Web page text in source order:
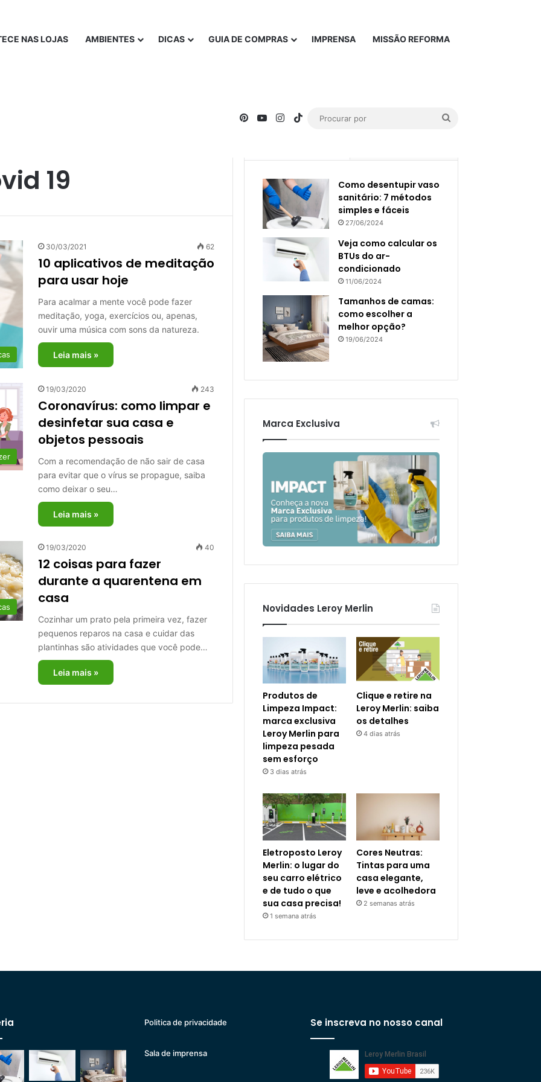
NAS LOJAS AMBIENTES DICAS GUIA DE COMPRAS IMPRENSA MISSÃO REFORMA
PinterestYouTubeInstagram
TikTok
19
30/03/2021 62
10 aplicativos de meditação
para usar hoje
Para acalmar a mente você pode fazer
meditação, yoga, exercícios ou, apenas,
ouvir uma música com sons da natureza.
Leia mais »
19/03/2020 243
Coronavírus: como limpar e
desinfetar sua casa e
objetos pessoais
Com a recomendação de não sair de casa
para evitar que o vírus se propague, saiba
como deixar o seu…
Leia mais »
19/03/2020 40
12 coisas para fazer
durante a quarentena em
casa
Cozinhar um prato pela primeira vez, fazer
pequenos reparos na casa e cuidar das
plantinhas são atividades que você pode…
Leia mais »
Como desentupir vaso
sanitário: 7 métodos
simples e fáceis
27/06/2024
Veja como calcular os
BTUs do ar-
condicionado
11/06/2024
Tamanhos de camas:
como escolher a
melhor opção?
19/06/2024
Marca Exclusiva
Novidades Leroy Merlin
Produtos de
Limpeza Impact:
marca exclusiva
Leroy Merlin para
limpeza pesada
sem esforço
3 dias atrás
Clique e retire na
Leroy Merlin: saiba
os detalhes
4 dias atrás
Eletroposto Leroy
Merlin: o lugar do
seu carro elétrico
e de tudo o que
sua casa precisa!
1 semana atrás
Cores Neutras:
Tintas para uma
casa elegante,
leve e acolhedora
2 semanas atrás
Politica de privacidade
Sala de imprensa
Se inscreva no nosso canal